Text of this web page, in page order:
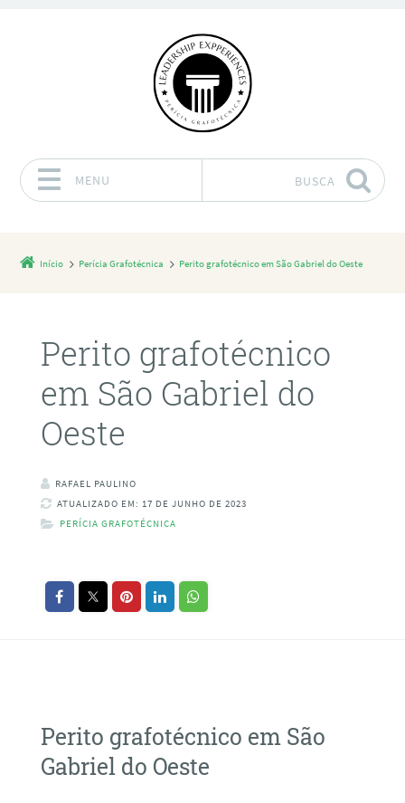
MENU BUSCA
Início Perícia Grafotécnica Perito grafotécnico em São Gabriel do Oeste
Perito grafotécnico
em São Gabriel do
Oeste
RAFAEL PAULINO
ATUALIZADO EM: 17 DE JUNHO DE 2023
PERÍCIA GRAFOTÉCNICA
Perito grafotécnico em São
Gabriel do Oeste